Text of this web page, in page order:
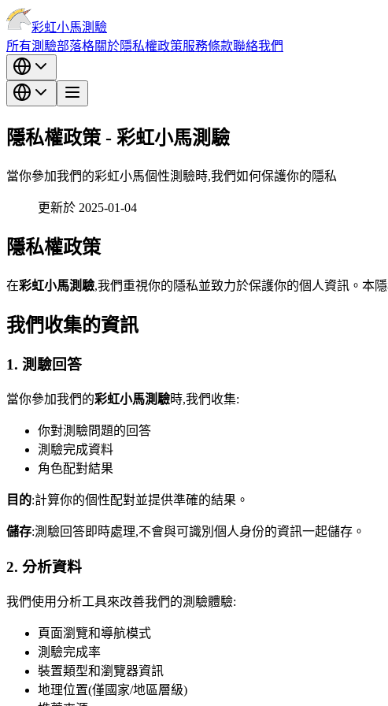
彩虹小馬測驗
所有測驗部落格關於隱私權政策服務條款聯絡我們
隱私權政策 - 彩虹小馬測驗
當你參加我們的彩虹小馬個性測驗時,我們如何保護你的隱私
更新於 2025-01-04
隱私權政策
在彩虹小馬測驗,我們重視你的隱私並致力於保護你的個人資訊。本
我們收集的資訊
1. 測驗回答
當你參加我們的彩虹小馬測驗時,我們收集:
你對測驗問題的回答
測驗完成資料
角色配對結果
目的:計算你的個性配對並提供準確的結果。
儲存:測驗回答即時處理,不會與可識別個人身份的資訊一起儲存。
2. 分析資料
我們使用分析工具來改善我們的測驗體驗:
頁面瀏覽和導航模式
測驗完成率
裝置類型和瀏覽器資訊
地理位置(僅國家/地區層級)